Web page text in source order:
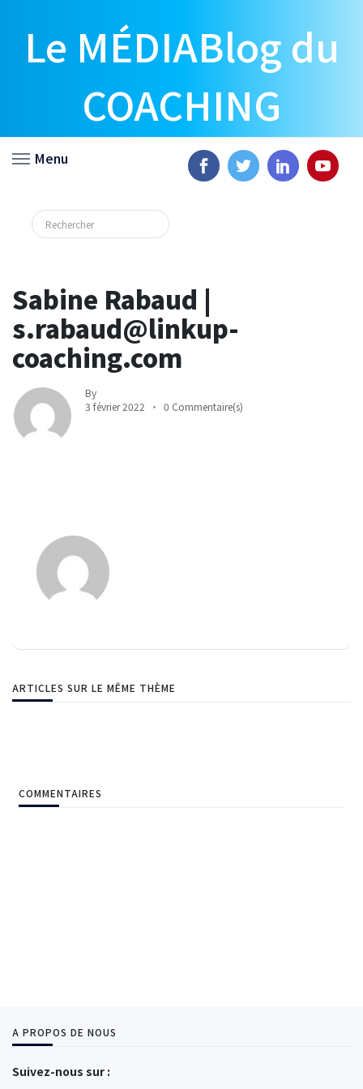
Le MÉDIABlog du
COACHING
Menu
Sabine Rabaud |
s.rabaud@linkup-
coaching.com
By
3 février 2022
0 Commentaire(s)
ARTICLES SUR LE MÊME THÈME
COMMENTAIRES
A PROPOS DE NOUS
Suivez-nous sur :